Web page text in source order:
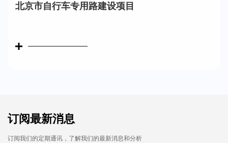
北京市自行车专用路建设项目
订阅最新消息
订阅我们的定期通讯，了解我们的最新消息和分析